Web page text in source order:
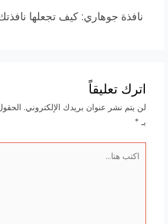
نافذة جوهاري: كيف تجعلها
اترك تعليقاً
لن يتم نشر عنوان بريدك الإلكتروني.
بـ *